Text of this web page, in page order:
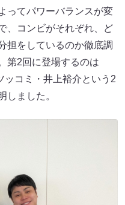
ってパワーバランスが変
コンビがそれぞれ、ど
担をしているのか徹底調
第2回に登場するのは
ッコミ・井上裕介という2
しました。